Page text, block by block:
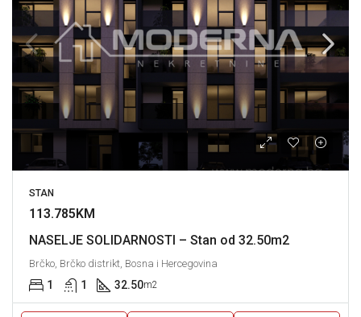
STAN
113.785KM
NASELJE SOLIDARNOSTI – Stan od 32.50m2
Brčko, Brčko distrikt, Bosna i Hercegovina
1 1 32.50m2